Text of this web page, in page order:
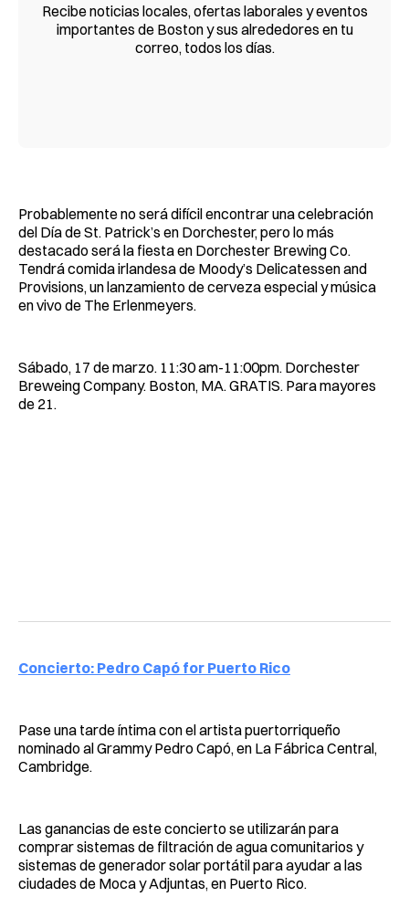
Recibe noticias locales, ofertas laborales y eventos
importantes de Boston y sus alrededores en tu
correo, todos los días.
Probablemente no será difícil encontrar una celebración
del Día de St. Patrick’s en Dorchester, pero lo más
destacado será la fiesta en Dorchester Brewing Co.
Tendrá comida irlandesa de Moody’s Delicatessen and
Provisions, un lanzamiento de cerveza especial y música
en vivo de The Erlenmeyers.
Sábado, 17 de marzo. 11:30 am-11:00pm. Dorchester
Breweing Company. Boston, MA. GRATIS. Para mayores
de 21.
Concierto: Pedro Capó for Puerto Rico
Pase una tarde íntima con el artista puertorriqueño
nominado al Grammy Pedro Capó, en La Fábrica Central,
Cambridge.
Las ganancias de este concierto se utilizarán para
comprar sistemas de filtración de agua comunitarios y
sistemas de generador solar portátil para ayudar a las
ciudades de Moca y Adjuntas, en Puerto Rico.